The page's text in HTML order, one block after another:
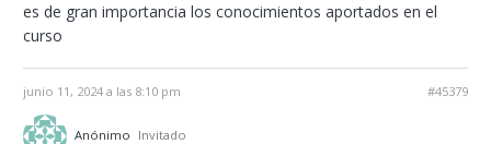
es de gran importancia los conocimientos aportados en el
curso
junio 11, 2024 a las 8:10 pm #45379
Anónimo Invitado